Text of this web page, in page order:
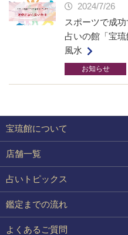
2024/7/26
スポーツで成
占いの館「宝
風水
お知らせ
宝琉館について
店舗一覧
占いトピックス
鑑定までの流れ
よくあるご質問